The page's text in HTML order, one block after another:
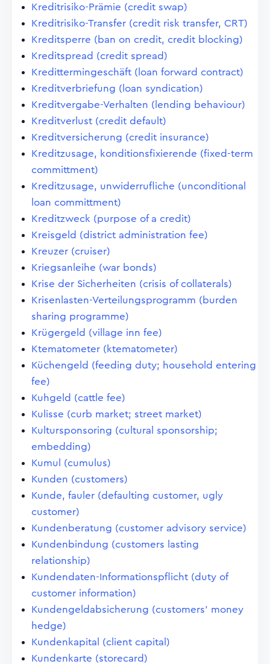
Kreditrisiko-Prämie (credit swap)
Kreditrisiko-Transfer (credit risk transfer, CRT)
Kreditsperre (ban on credit, credit blocking)
Kreditspread (credit spread)
Kredittermingeschäft (loan forward contract)
Kreditverbriefung (loan syndication)
Kreditvergabe-Verhalten (lending behaviour)
Kreditverlust (credit default)
Kreditversicherung (credit insurance)
Kreditzusage, konditionsfixierende (fixed-term
committment)
Kreditzusage, unwiderrufliche (unconditional
loan committment)
Kreditzweck (purpose of a credit)
Kreisgeld (district administration fee)
Kreuzer (cruiser)
Kriegsanleihe (war bonds)
Krise der Sicherheiten (crisis of collaterals)
Krisenlasten-Verteilungsprogramm (burden
sharing programme)
Krügergeld (village inn fee)
Ktematometer (ktematometer)
Küchengeld (feeding duty; household entering
fee)
Kuhgeld (cattle fee)
Kulisse (curb market; street market)
Kultursponsoring (cultural sponsorship;
embedding)
Kumul (cumulus)
Kunden (customers)
Kunde, fauler (defaulting customer, ugly
customer)
Kundenberatung (customer advisory service)
Kundenbindung (customers lasting
relationship)
Kundendaten-Informationspflicht (duty of
customer information)
Kundengeldabsicherung (customers' money
hedge)
Kundenkapital (client capital)
Kundenkarte (storecard)